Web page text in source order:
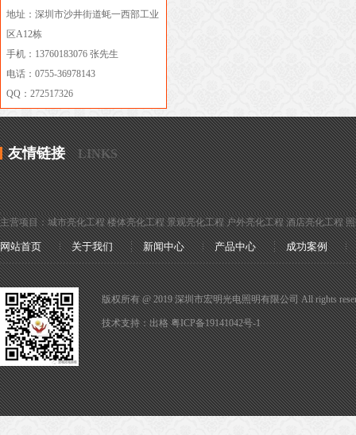
地址：深圳市沙井街道蚝一西部工业
区A12栋
手机：13760183076 张先生
电话：0755-36978143
QQ：272517326
友情链接 LINKS
主营项目：城市亮化工程 楼体亮化工程 景观亮化工程 户外亮化工程 酒店亮化工程
网站首页 关于我们 新闻中心 产品中心 成功案例
版权所有 @ 2019 深圳市宏明光电照明有限公司 All rights
技术支持：出格 粤ICP备19141042号-1